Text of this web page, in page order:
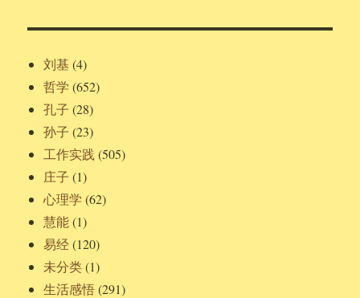
刘基 (4)
哲学 (652)
孔子 (28)
孙子 (23)
工作实践 (505)
庄子 (1)
心理学 (62)
慧能(1)
易经(120)
未分类(1)
生活感悟(291)